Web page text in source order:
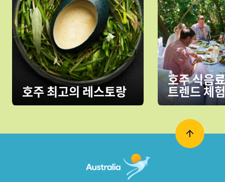
호주 최고의 레스토랑
호주 식음
트렌드 체험